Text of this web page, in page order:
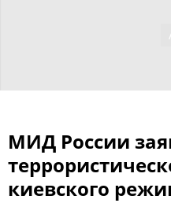
МИД России
киевского